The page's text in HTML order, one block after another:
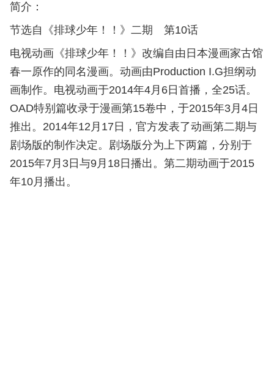
简介：
节选自《排球少年 ！！ 》二期 第10话
电视动画《排球少年！！》改编自由日本漫画家古馆
春一原作的同名漫画。动画由Production I.G担纲动
画制作。电视动画于2014年4月6日首播，全25话。
OAD特别篇收录于漫画第15卷中，于2015年3月4日
推出。2014年12月17日，官方发表了动画第二期与
剧场版的制作决定。剧场版分为上下两篇，分别于
2015年7月3日与9月18日播出。第二期动画于2015
年10月播出。